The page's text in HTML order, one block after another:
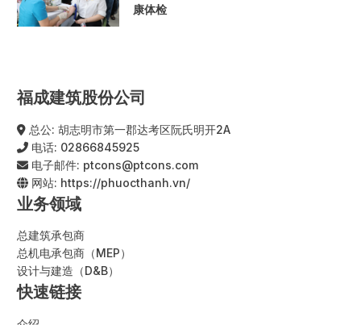
康体检
福成建筑股份公司
总公: 胡志明市第一郡达考区阮氏明开2A
电话: 02866845925
电子邮件: ptcons@ptcons.com
网站: https://phuocthanh.vn/
业务领域
总建筑承包商
总机电承包商（MEP）
设计与建造（D&B）
快速链接